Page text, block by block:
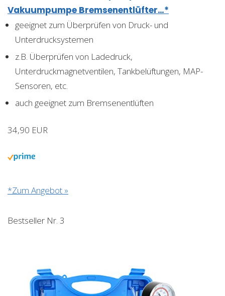
Vakuumpumpe Bremsenentlüfter…*
geeignet zum Überprüfen von Druck- und
Unterdrucksystemen
z.B. Überprüfen von Ladedruck,
Unterdruckmagnetventilen, Tankbelüftungen, MAP-
Sensoren, etc.
auch geeignet zum Bremsenentlüften
34,90 EUR
*Zum Angebot »
Bestseller Nr. 3